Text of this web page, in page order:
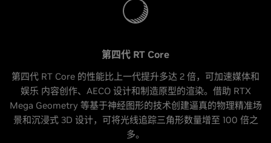
第四代 RT Core
第四代 RT Core 的性能比上一代提升多达 2 倍，可加速媒体和
娱乐 内容创作、AECO 设计和制造原型的渲染。借助 RTX
Mega Geometry 等基于神经图形的技术创建逼真的物理精准场
景和沉浸式 3D 设计，可将光线追踪三角形数量增至 100 倍之
多。